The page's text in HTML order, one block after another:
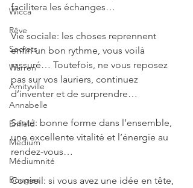
Wicca
Rêve
Secrets
Warren
Amityville
Annabelle
Enfield
Médium
Médiumnité
Bougies
facilitera les échanges…
Vie sociale: les choses reprennent
enfin un bon rythme, vous voilà
rassuré… Toutefois, ne vous reposez
pas sur vos lauriers, continuez
d’inventer et de surprendre…
Santé: bonne forme dans l’ensemble,
une excellente vitalité et l’énergie au
rendez-vous…
Conseil: si vous avez une idée en tête,